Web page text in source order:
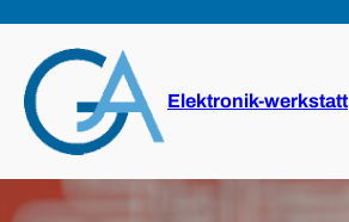
springen
Elektronik-werkstatt